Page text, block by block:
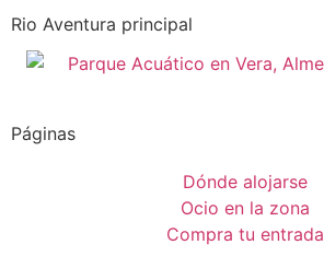
Rio Aventura principal
Páginas
Dónde alojarse
Ocio en la zona
Compra tu entrada